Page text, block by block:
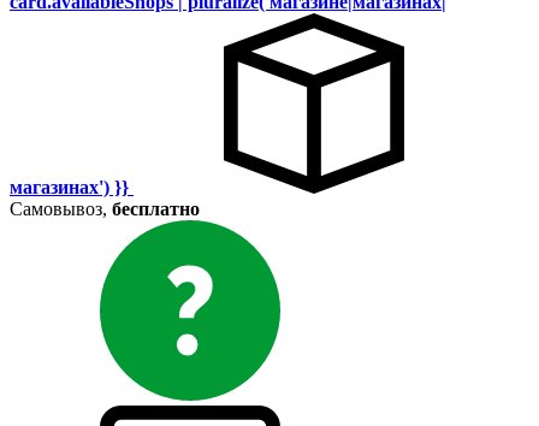
магазинах') }}
Самовывоз, бесплатно